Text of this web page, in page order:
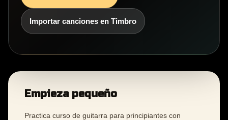
Importar canciones en Timbro
Empieza pequeño
Practica curso de guitarra para principiantes con